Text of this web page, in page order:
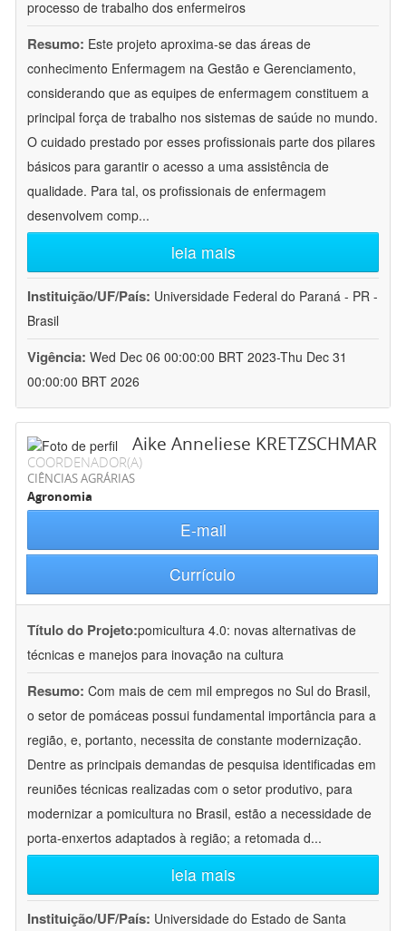
processo de trabalho dos enfermeiros
Resumo: Este projeto aproxima-se das áreas de
conhecimento Enfermagem na Gestão e Gerenciamento,
considerando que as equipes de enfermagem constituem a
principal força de trabalho nos sistemas de saúde no mundo.
O cuidado prestado por esses profissionais parte dos pilares
básicos para garantir o acesso a uma assistência de
qualidade. Para tal, os profissionais de enfermagem
desenvolvem comp...
leia mais
Instituição/UF/País: Universidade Federal do Paraná - PR -
Brasil
Vigência: Wed Dec 06 00:00:00 BRT 2023-Thu Dec 31
00:00:00 BRT 2026
Aike Anneliese KRETZSCHMAR
COORDENADOR(A)
CIÊNCIAS AGRÁRIAS
Agronomia
E-mail
Currículo
Título do Projeto:pomicultura 4.0: novas alternativas de
técnicas e manejos para inovação na cultura
Resumo: Com mais de cem mil empregos no Sul do Brasil,
o setor de pomáceas possui fundamental importância para a
região, e, portanto, necessita de constante modernização.
Dentre as principais demandas de pesquisa identificadas em
reuniões técnicas realizadas com o setor produtivo, para
modernizar a pomicultura no Brasil, estão a necessidade de
porta-enxertos adaptados à região; a retomada d...
leia mais
Instituição/UF/País: Universidade do Estado de Santa